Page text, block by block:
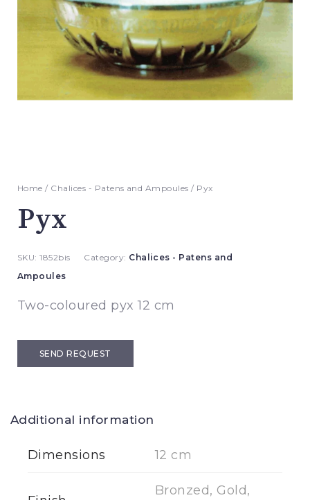
Home / Chalices - Patens and Ampoules / Pyx
Pyx
SKU:1852bis Category: Chalices - Patens and
Ampoules
Two-coloured pyx 12 cm
SEND REQUEST
Additional information
Dimensions 12 cm
Bronzed, Gold,